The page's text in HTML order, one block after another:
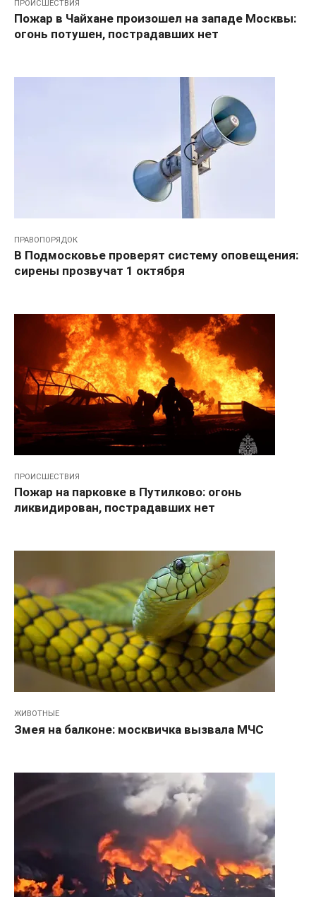
ПРОИСШЕСТВИЯ
Пожар в Чайхане произошел на западе Москвы:
огонь потушен, пострадавших нет
ПРАВОПОРЯДОК
В Подмосковье проверят систему оповещения:
сирены прозвучат 1 октября
ПРОИСШЕСТВИЯ
Пожар на парковке в Путилково: огонь
ликвидирован, пострадавших нет
ЖИВОТНЫЕ
Змея на балконе: москвичка вызвала МЧС